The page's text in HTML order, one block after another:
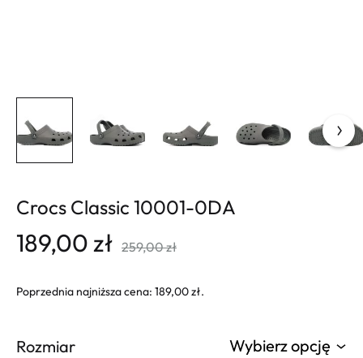
Crocs Classic 10001-0DA
189,00zł 259,00zł
Poprzednia najniższa cena: 189,00zł.
Rozmiar